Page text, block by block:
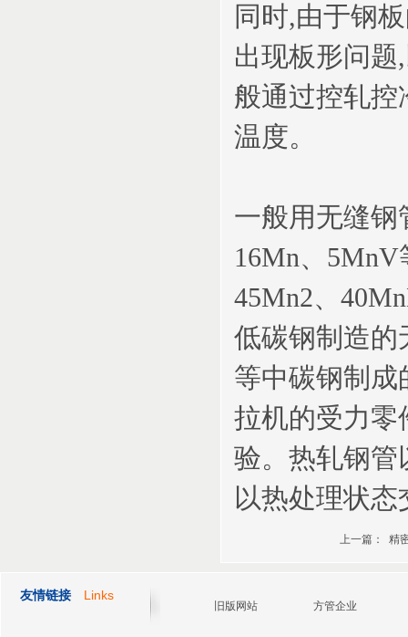
同时,由于钢
出现板形问
般通过控轧控
温度。
一般用无缝钢
16Mn、
45Mn2、
低碳钢制造的
等中碳钢制成
拉机的受力零
验。热轧钢管
以热处理状态
上一篇： 精
友情链接 Links
旧版网站 方管企业